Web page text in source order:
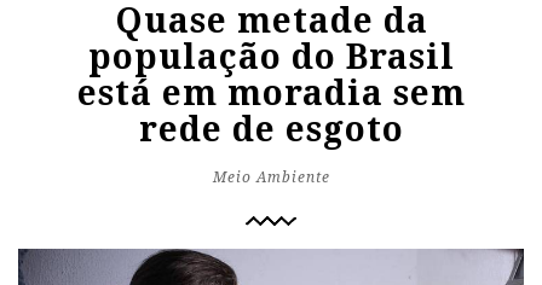
Quase metade da
população do Brasil
está em moradia sem
rede de esgoto
Meio Ambiente